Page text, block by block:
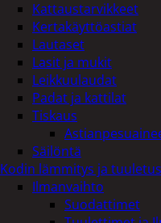
Kattaustarvikkeet
Kertakäyttöastiat
Lautaset
Lasit ja mukit
Leikkuulaudat
Padat ja kattilat
Tiskaus
Säilöntä
Kodin lämmitys ja tuuletus
Ilmanvaihto
Suodattimet